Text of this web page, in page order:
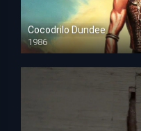
Cocodrilo Dundee
1986
HD 1080p